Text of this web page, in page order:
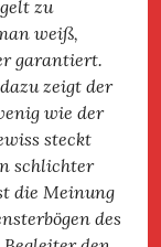
zu
weiß,
garantiert.
zeigt der
wie der
steckt
schlichter
die Meinung
des